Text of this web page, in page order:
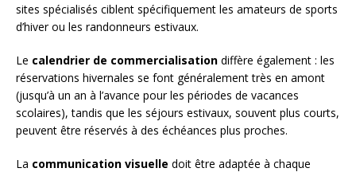
sites spécialisés ciblent spécifiquement les amateurs de sports
d’hiver ou les randonneurs estivaux.
Le calendrier de commercialisation diffère également : les
réservations hivernales se font généralement très en amont
(jusqu’à un an à l’avance pour les périodes de vacances
scolaires), tandis que les séjours estivaux, souvent plus courts,
peuvent être réservés à des échéances plus proches.
La communication visuelle doit être adaptée à chaque